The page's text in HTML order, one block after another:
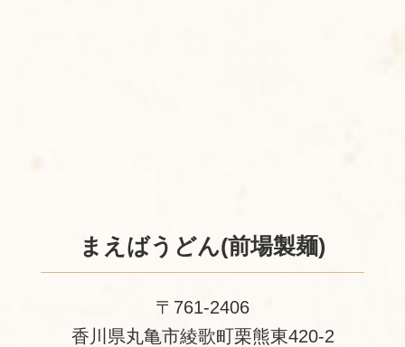
まえばうどん(前場製麺)
〒761-2406
香川県丸亀市綾歌町栗熊東420-2